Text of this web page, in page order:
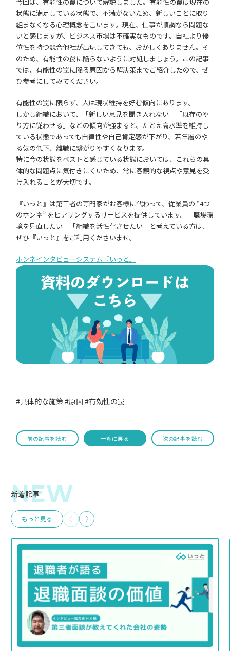
状態に満足している状態で、不満がないため、新しいことに取り
組まなくなる心理概念を言います。現在、仕事が順調なら問題な
いと感じますが、ビジネス市場は不確実なものです。自社より優
位性を持つ競合他社が出現してきても、おかしくありません。そ
のため、有能性の罠に陥らないように対処しましょう。この記事
では、有能性の罠に陥る原因から解決策までご紹介したので、ぜ
ひ参考にしてみてください。
有能性の罠に限らず、人は現状維持を好む傾向にあります。
しかし組織において、「新しい意見を聞き入れない」「既存のや
り方に従わせる」などの傾向が強まると、たとえ高水準を維持し
ている状態であっても自律性や自己肯定感が下がり、若年層のや
る気の低下、離職に繋がりやすくなります。
特に今の状態をベストと感じている状態においては、これらの具
体的な問題点に気付きにくいため、常に客観的な視点や意見を受
け入れることが大切です。
『いっと』は第三者の専門家がお客様に代わって、従業員の “4つ
のホンネ” をヒアリングするサービスを提供しています。「職場環
境を見直したい」「組織を活性化させたい」と考えている方は、
ぜひ『いっと』をご利用くださいませ。
ホンネインタビューシステム『いっと』
#具体的な施策#原因#有効性の罠
前の記事を読む 一覧に戻る 次の記事を読む
新着記事
NEW
もっと見る